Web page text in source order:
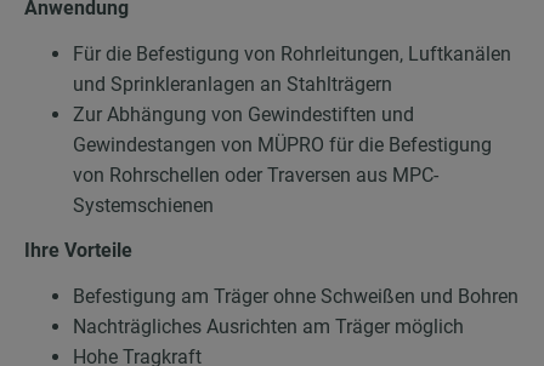
Anwendung
Für die Befestigung von Rohrleitungen, Luftkanälen
und Sprinkleranlagen an Stahlträgern
Zur Abhängung von Gewindestiften und
Gewindestangen von MÜPRO für die Befestigung
von Rohrschellen oder Traversen aus MPC-
Systemschienen
Ihre Vorteile
Befestigung am Träger ohne Schweißen und Bohren
Nachträgliches Ausrichten am Träger möglich
Hohe Tragkraft